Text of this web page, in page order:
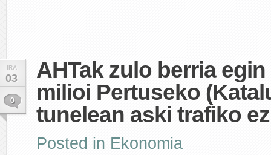
IRA
03
0
AHTak zulo berria
milioi Pertuseko
tunelean aski trafiko
Posted in Ekonomia